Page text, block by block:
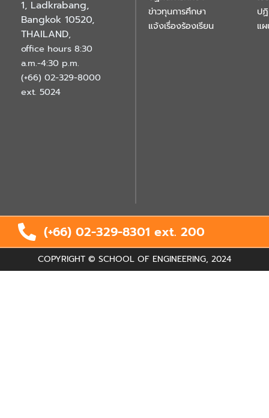
1, Ladkrabang,
Bangkok 10520,
THAILAND,
office hours 8:30
a.m.-4:30 p.m.
(+66) 02-329-8000
ext. 5024
ข่าวทุนการศึกษา
แจ้งเรื่องร้องเรียน
ป
แ
(+66) 02-329-8301 ext. 200
COPYRIGHT © SCHOOL OF ENGINEERING, 2024